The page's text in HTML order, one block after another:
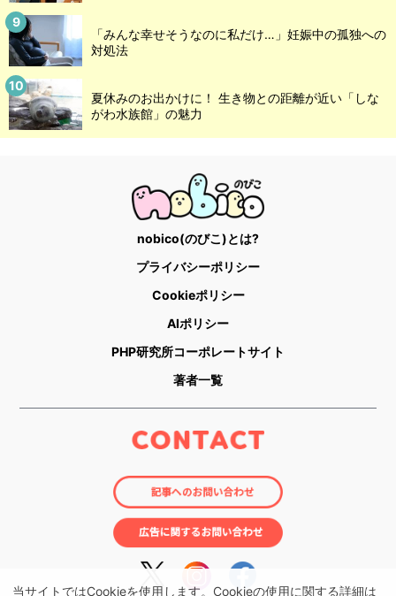
当サイトではCookieを使用します。Cookieの使用に関する詳細は
「みんな幸せそうなのに私だけ…」妊娠中の孤独への
対処法
夏休みのお出かけに！ 生き物との距離が近い「しな
がわ水族館」の魅力
nobico(のびこ)とは?
プライバシーポリシー
Cookieポリシー
AIポリシー
PHP研究所コーポレートサイト
著者一覧